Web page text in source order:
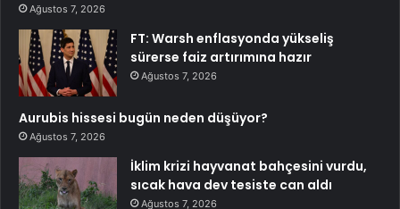
Ağustos 7, 2026
FT: Warsh enflasyonda yükseliş
sürerse faiz artırımına hazır
Ağustos 7, 2026
Aurubis hissesi bugün neden düşüyor?
Ağustos 7, 2026
İklim krizi hayvanat bahçesini vurdu,
sıcak hava dev tesiste can aldı
Ağustos 7, 2026